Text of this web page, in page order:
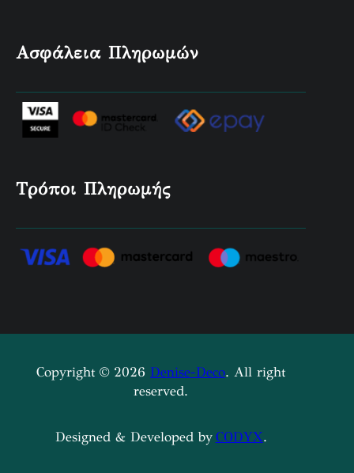
Ασφάλεια Πληρωμών
Τρόποι Πληρωμής
Copyright © 2026 Denise-Deco. All right
reserved.
Designed & Developed byCODYX.